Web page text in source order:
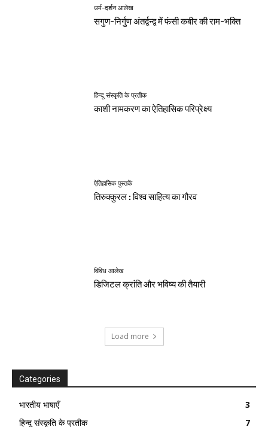
धर्म-दर्शन आलेख
सगुण-निर्गुण अंतर्द्वन्द्व में फंसी कबीर की राम-भक्ति
हिन्दू संस्कृति के प्रतीक
काशी नामकरण का ऐतिहासिक परिप्रेक्ष्य
ऐतिहासिक पुस्तकें
तिरुक्कुरल : विश्व साहित्य का गौरव
विविध आलेख
डिजिटल क्रांति और भविष्य की तैयारी
Load more
Categories
भारतीय भाषाएँ
3
हिन्दू संस्कृति के प्रतीक
7